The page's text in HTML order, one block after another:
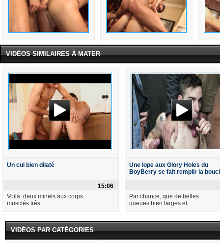
VIDÉOS SIMILAIRES À MATER
Un cul bien dilaté
15:06
Voilà deux minets aux corps
musclés três ...
Une lope aux Glory Holes du
BoyBerry se fait remplir la
Par chance, que de belles
queues bien larges et ...
VIDÉOS PAR CATÉGORIES